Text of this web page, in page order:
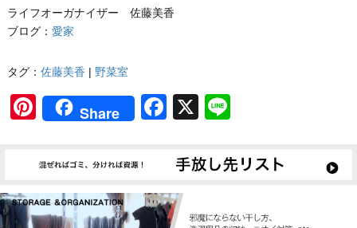
ライフオーガナイザー 佐藤美香
ブログ： 愛家
タグ： 佐藤美香 | 野菜室
Pinterest
Share Facebook
X